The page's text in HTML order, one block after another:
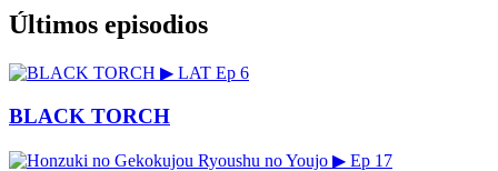
Últimos episodios
▶ LAT Ep 6
BLACK TORCH
▶ Ep 17